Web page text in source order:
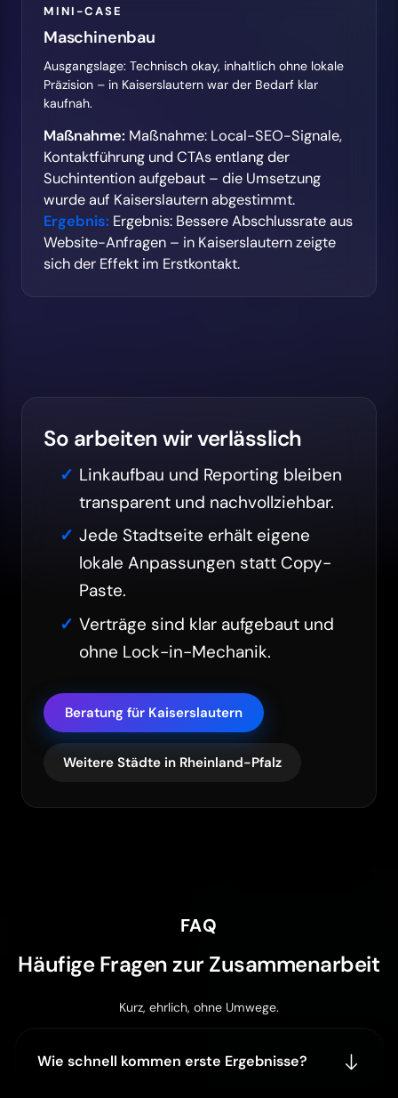
MINI-CASE
Maschinenbau
Ausgangslage: Technisch okay, inhaltlich ohne lokale
Präzision – in Kaiserslautern war der Bedarf klar
kaufnah.
Maßnahme: Maßnahme: Local-SEO-Signale,
Kontaktführung und CTAs entlang der
Suchintention aufgebaut – die Umsetzung
wurde auf Kaiserslautern abgestimmt.
Ergebnis: Ergebnis: Bessere Abschlussrate aus
Website-Anfragen – in Kaiserslautern zeigte
sich der Effekt im Erstkontakt.
So arbeiten wir verlässlich
Linkaufbau und Reporting bleiben
transparent und nachvollziehbar.
Jede Stadtseite erhält eigene
lokale Anpassungen statt Copy-
Paste.
Verträge sind klar aufgebaut und
ohne Lock-in-Mechanik.
Beratung für Kaiserslautern
Weitere Städte in Rheinland-Pfalz
FAQ
Häufige Fragen zur Zusammenarbeit
Kurz, ehrlich, ohne Umwege.
Wie schnell kommen erste Ergebnisse?